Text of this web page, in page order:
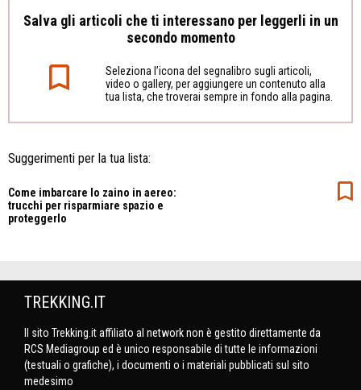
Salva gli articoli che ti interessano per leggerli in un
secondo momento
Seleziona l’icona del segnalibro sugli articoli,
video o gallery, per aggiungere un contenuto alla
tua lista, che troverai sempre in fondo alla pagina.
Suggerimenti per la tua lista:
Come imbarcare lo zaino in aereo:
trucchi per risparmiare spazio e
proteggerlo
TREKKING.IT
Il sito Trekking.it affiliato al network non è gestito direttamente da
RCS Mediagroup ed è unico responsabile di tutte le informazioni
(testuali o grafiche), i documenti o i materiali pubblicati sul sito
medesimo